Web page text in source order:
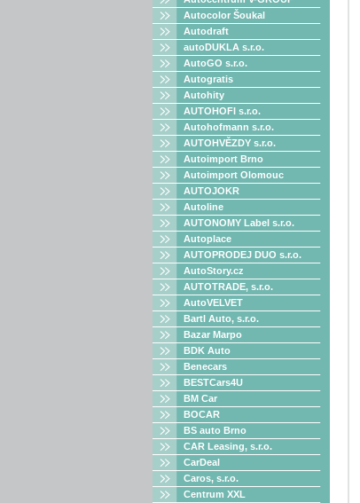
Autocolor Šoukal
Autodraft
autoDUKLA s.r.o.
AutoGO s.r.o.
Autogratis
Autohity
AUTOHOFI s.r.o.
Autohofmann s.r.o.
AUTOHVĚZDY s.r.o.
Autoimport Brno
Autoimport Olomouc
AUTOJOKR
Autoline
AUTONOMY Label s.r.o.
Autoplace
AUTOPRODEJ DUO s.r.o.
AutoStory.cz
AUTOTRADE, s.r.o.
AutoVELVET
Bartl Auto, s.r.o.
Bazar Marpo
BDK Auto
Benecars
BESTCars4U
BM Car
BOCAR
BS auto Brno
CAR Leasing, s.r.o.
CarDeal
Caros, s.r.o.
Centrum XXL